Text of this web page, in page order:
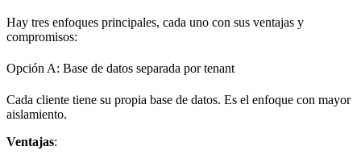
Hay tres enfoques principales, cada uno con sus ventajas y
compromisos:
Opción A: Base de datos separada por tenant
Cada cliente tiene su propia base de datos. Es el enfoque con mayor
aislamiento.
Ventajas: